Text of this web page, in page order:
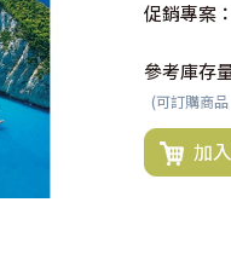
促銷專案：
參考庫存
(可訂購商
加